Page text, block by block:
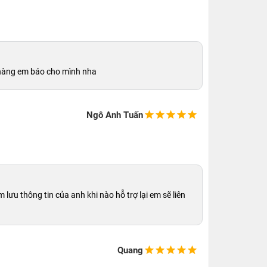
em báo cho mình nha
Ngô Anh Tuấn
lưu thông tin của anh khi nào hỗ trợ lại em sẽ liên
Quang